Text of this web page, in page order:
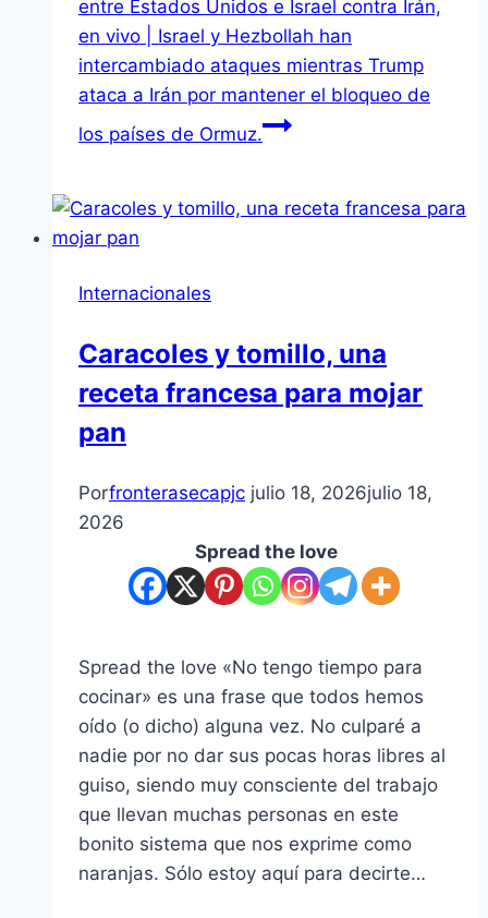
entre Estados Unidos e Israel contra Irán,
en vivo | Israel y Hezbollah han
intercambiado ataques mientras Trump
ataca a Irán por mantener el bloqueo de
los países de Ormuz.
Internacionales
Caracoles y tomillo, una
receta francesa para mojar
pan
Porfronterasecapjc julio 18, 2026julio 18,
2026
Spread the love
Spread the love «No tengo tiempo para
cocinar» es una frase que todos hemos
oído (o dicho) alguna vez. No culparé a
nadie por no dar sus pocas horas libres al
guiso, siendo muy consciente del trabajo
que llevan muchas personas en este
bonito sistema que nos exprime como
naranjas. Sólo estoy aquí para decirte…